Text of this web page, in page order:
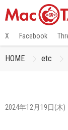
X Facebook
HOME etc
2024年12月19日(木)